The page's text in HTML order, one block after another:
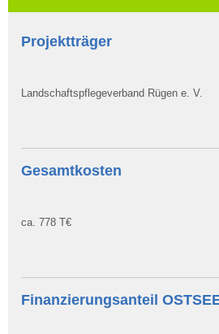
Projektträger
Landschaftspflegeverband Rügen e. V.
Gesamtkosten
ca. 778 T€
Finanzierungsanteil